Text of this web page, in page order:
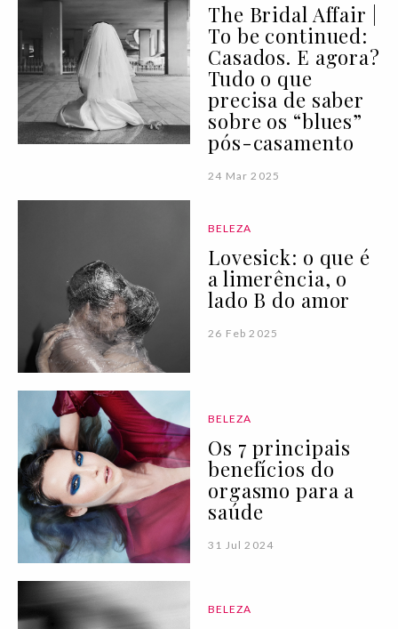
The Bridal Affair |
To be continued:
Casados. E agora?
Tudo o que
precisa de saber
sobre os “blues”
pós-casamento
24 Mar 2025
BELEZA
Lovesick: o que é
a limerência, o
lado B do amor
26 Feb 2025
BELEZA
Os 7 principais
benefícios do
orgasmo para a
saúde
31 Jul 2024
BELEZA